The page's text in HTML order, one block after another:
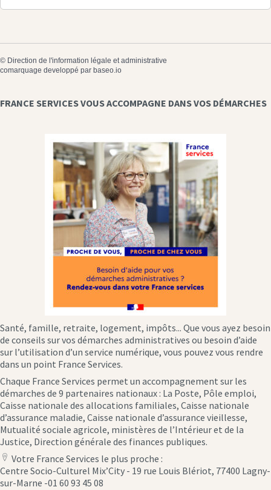
© Direction de l'information légale et administrative
comarquage developpé par baseo.io
FRANCE SERVICES VOUS ACCOMPAGNE DANS VOS DÉMARCHES
Santé, famille, retraite, logement, impôts... Que vous ayez besoin
de conseils sur vos démarches administratives ou besoin d’aide
sur l’utilisation d’un service numérique, vous pouvez vous rendre
dans un point France Services.
Chaque France Services permet un accompagnement sur les
démarches de 9 partenaires nationaux : La Poste, Pôle emploi,
Caisse nationale des allocations familiales, Caisse nationale
d’assurance maladie, Caisse nationale d’assurance vieillesse,
Mutualité sociale agricole, ministères de l’Intérieur et de la
Justice, Direction générale des finances publiques.
location
icon
Votre France Services le plus proche :
Centre Socio-Culturel Mix’City - 19 rue Louis Blériot, 77400 Lagny-
sur-Marne -01 60 93 45 08